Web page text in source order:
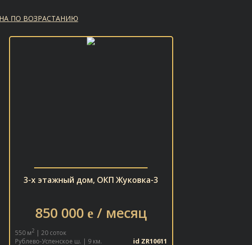
ПО ВОЗРАСТАНИЮ
3-х этажный дом, ОКП Жуковка-3
850 000 e/ месяц
550 м2 | 20 соток
Рублево-Успенское ш. | 9 км.
id ZR10611